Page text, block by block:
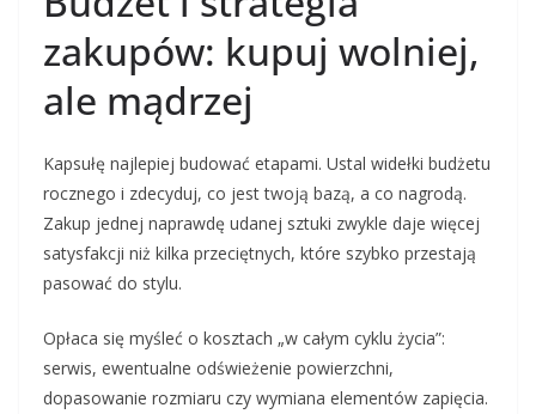
zakupów: kupuj wolniej,
ale mądrzej
Kapsułę najlepiej budować etapami. Ustal widełki budżetu
rocznego i zdecyduj, co jest twoją bazą, a co nagrodą.
Zakup jednej naprawdę udanej sztuki zwykle daje więcej
satysfakcji niż kilka przeciętnych, które szybko przestają
pasować do stylu.
Opłaca się myśleć o kosztach „w całym cyklu życia”:
serwis, ewentualne odświeżenie powierzchni,
dopasowanie rozmiaru czy wymiana elementów zapięcia.